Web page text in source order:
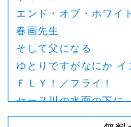
エンド・オブ・ホワイ
春画先生
そして父になる
ゆとりですがなにか
ＦＬＹ！／フライ！
セーヌ川の水面の下に
北極百貨店のコンシェ